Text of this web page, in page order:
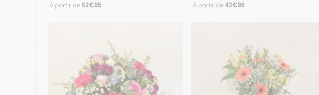
À partir de 52€95 À partir de42€95